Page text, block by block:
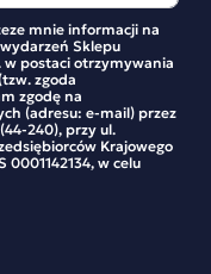
espresso.
i orzech,
filiżankę do
orzecha i karmelu
akcenty kwiatowo-
W
smaku i
charakter
mnie informacji na
Sklepu
w postaci otrzymywania
zgoda
zgodę na
(adresu: e-mail) przez
240), przy ul.
Krajowego
w celu